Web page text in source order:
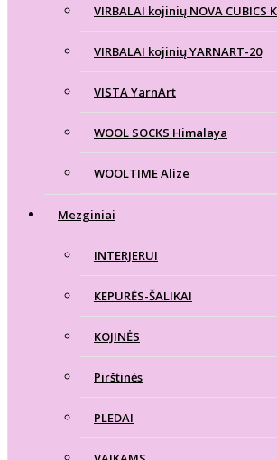
VIRBALAI kojinių NOVA CUBICS
VIRBALAI kojinių YARNART-20
VISTA YarnArt
WOOL SOCKS Himalaya
WOOLTIME Alize
Mezginiai
INTERJERUI
KEPURĖS-ŠALIKAI
KOJINĖS
Pirštinės
PLEDAI